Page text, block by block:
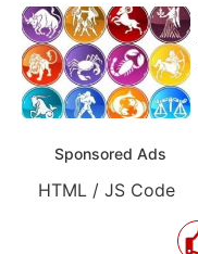
Sponsored Ads
HTML / JS Code